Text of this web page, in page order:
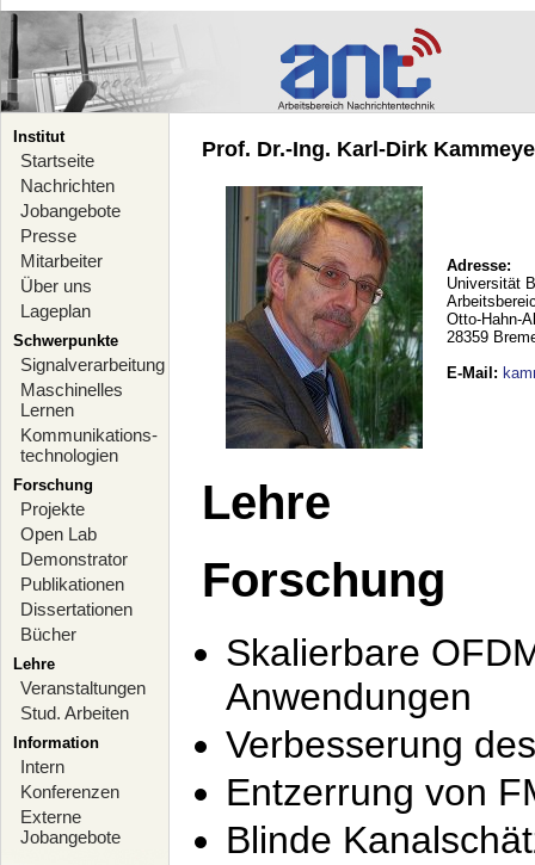
Institut
Startseite
Nachrichten
Jobangebote
Presse
Mitarbeiter
Über uns
Lageplan
Schwerpunkte
Signalverarbeitung
Maschinelles
Lernen
Kommunikations-
technologien
Forschung
Projekte
Open Lab
Demonstrator
Publikationen
Dissertationen
Bücher
Lehre
Veranstaltungen
Stud. Arbeiten
Information
Intern
Konferenzen
Externe
Jobangebote
Prof. Dr.-Ing. Karl-Dirk
Adresse:
Universität
Otto-Hahn-
28359
E-Mail :
Lehre
Forschung
Skalierbare
Anwendungen
Verbesserung
Entzerrung von
Blinde